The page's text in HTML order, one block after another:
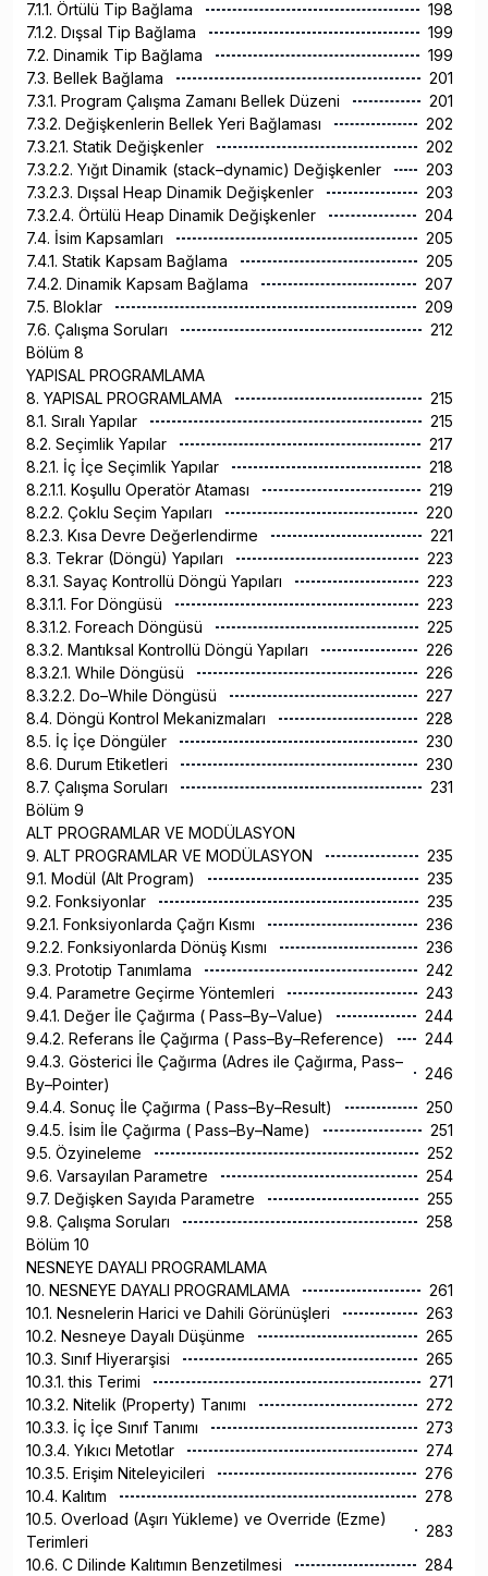
7.1.1. Örtülü Tip Bağlama
198
7.1.2. Dışsal Tip Bağlama
199
7.2. Dinamik Tip Bağlama
199
7.3. Bellek Bağlama
201
7.3.1. Program Çalışma Zamanı Bellek Düzeni
201
7.3.2. Değişkenlerin Bellek Yeri Bağlaması
202
7.3.2.1. Statik Değişkenler
202
7.3.2.2. Yığıt Dinamik (stack–dynamic) Değişkenler
203
7.3.2.3. Dışsal Heap Dinamik Değişkenler
203
7.3.2.4. Örtülü Heap Dinamik Değişkenler
204
7.4. İsim Kapsamları
205
7.4.1. Statik Kapsam Bağlama
205
7.4.2. Dinamik Kapsam Bağlama
207
7.5. Bloklar
209
7.6. Çalışma Soruları
212
Bölüm 8
YAPISAL PROGRAMLAMA
8. YAPISAL PROGRAMLAMA
215
8.1. Sıralı Yapılar
215
8.2. Seçimlik Yapılar
217
8.2.1. İç İçe Seçimlik Yapılar
218
8.2.1.1. Koşullu Operatör Ataması
219
8.2.2. Çoklu Seçim Yapıları
220
8.2.3. Kısa Devre Değerlendirme
221
8.3. Tekrar (Döngü) Yapıları
223
8.3.1. Sayaç Kontrollü Döngü Yapıları
223
8.3.1.1. For Döngüsü
223
8.3.1.2. Foreach Döngüsü
225
8.3.2. Mantıksal Kontrollü Döngü Yapıları
226
8.3.2.1. While Döngüsü
226
8.3.2.2. Do–While Döngüsü
227
8.4. Döngü Kontrol Mekanizmaları
228
8.5. İç İçe Döngüler
230
8.6. Durum Etiketleri
230
8.7. Çalışma Soruları
231
Bölüm 9
ALT PROGRAMLAR VE MODÜLASYON
9. ALT PROGRAMLAR VE MODÜLASYON
235
9.1. Modül (Alt Program)
235
9.2. Fonksiyonlar
235
9.2.1. Fonksiyonlarda Çağrı Kısmı
236
9.2.2. Fonksiyonlarda Dönüş Kısmı
236
9.3. Prototip Tanımlama
242
9.4. Parametre Geçirme Yöntemleri
243
9.4.1. Değer İle Çağırma ( Pass–By–Value)
244
9.4.2. Referans İle Çağırma ( Pass–By–Reference)
244
9.4.3. Gösterici İle Çağırma (Adres ile Çağırma, Pass–
By–Pointer)
246
9.4.4. Sonuç İle Çağırma ( Pass–By–Result)
250
9.4.5. İsim İle Çağırma ( Pass–By–Name)
251
9.5. Özyineleme
252
9.6. Varsayılan Parametre
254
9.7. Değişken Sayıda Parametre
255
9.8. Çalışma Soruları
258
Bölüm 10
NESNEYE DAYALI PROGRAMLAMA
10. NESNEYE DAYALI PROGRAMLAMA
261
10.1. Nesnelerin Harici ve Dahili Görünüşleri
263
10.2. Nesneye Dayalı Düşünme
265
10.3. Sınıf Hiyerarşisi
265
10.3.1. this Terimi
271
10.3.2. Nitelik (Property) Tanımı
272
10.3.3. İç İçe Sınıf Tanımı
273
10.3.4. Yıkıcı Metotlar
274
10.3.5. Erişim Niteleyicileri
276
10.4. Kalıtım
278
10.5. Overload (Aşırı Yükleme) ve Override (Ezme)
Terimleri
283
10.6. C Dilinde Kalıtımın Benzetilmesi
284